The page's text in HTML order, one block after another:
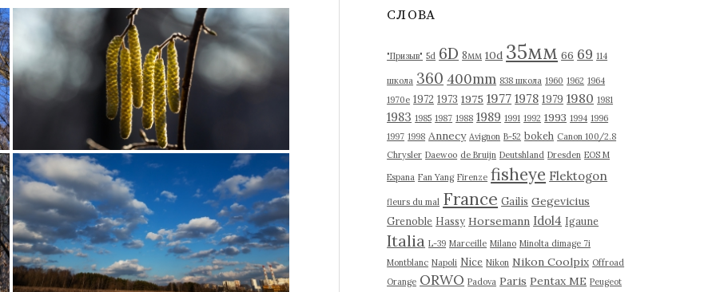
в
СЛОВА
"Призыв" 5d 6D 8мм 10d 35мм 66 69 114
школа 360 400mm 838 школа 1960 1962 1964
1970е 1972 1973 1975 1977 1978 1979 1980 1981
1983 1985 1987 1988 1989 1991 1992 1993 1994 1996
1997 1998 Annecy Avignon B-52 bokeh Canon 100/2.8
Chrysler Daewoo de Bruijn Deutshland Dresden EOS M
Espana Fan Yang Firenze fisheye Flektogon
fleurs du mal France Gailis Gegevicius
Grenoble Hassy Horsemann Idol4 Igaune
Italia L-39 Marceille Milano Minolta dimage 7i
Montblanc Napoli Nice Nikon Nikon Coolpix Offroad
Orange ORWO Padova Paris Pentax ME Peugeot